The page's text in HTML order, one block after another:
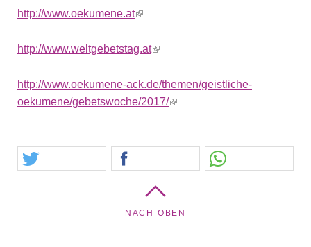
http://www.oekumene.at(link is external)
http://www.weltgebetstag.at(link is external)
http://www.oekumene-ack.de/themen/geistliche-
oekumene/gebetswoche/2017/(link is external)
NACH OBEN